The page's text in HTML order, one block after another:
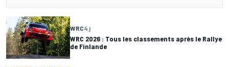
WRC4 j
WRC 2026 : Tous les classements après le Rallye
de Finlande